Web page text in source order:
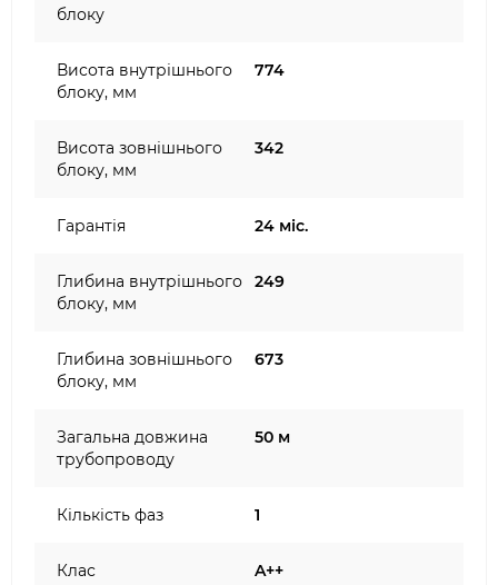
блоку
Висота внутрішнього
блоку, мм
774
Висота зовнішнього
блоку, мм
342
Гарантія 24 міс.
Глибина внутрішнього
блоку, мм
249
Глибина зовнішнього
блоку, мм
673
Загальна довжина
трубопроводу
50 м
Кількість фаз 1
Клас
A++